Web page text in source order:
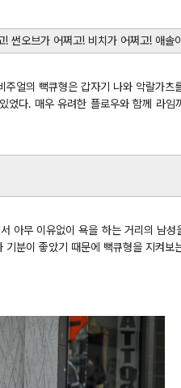
썬오브가 어쩌고! 비치가 어쩌고! 애솔
주얼의 뻑큐형은 갑자기 나와 악랄가
었다. 매우 유려한 플로우와 함께 라
아무 이유없이 욕을 하는 거리의 남
기분이 좋았기 때문에 뻑큐형을 지켜보